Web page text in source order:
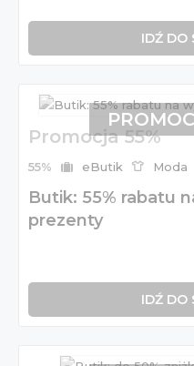
IDŹ DO
Promocja 55%
55% eButik Moda
Butik: 55% rabatu
prezenty
IDŹ DO